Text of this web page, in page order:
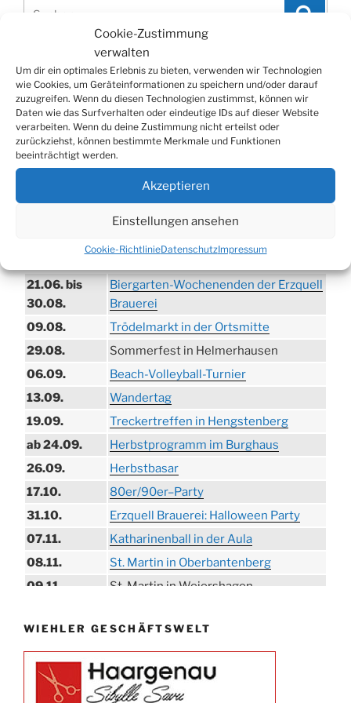
Cookie-Zustimmung
verwalten
Um dir ein optimales Erlebnis zu bieten, verwenden wir Technologien
wie Cookies, um Geräteinformationen zu speichern und/oder darauf
zuzugreifen. Wenn du diesen Technologien zustimmst, können wir
Daten wie das Surfverhalten oder eindeutige IDs auf dieser Website
verarbeiten. Wenn du deine Zustimmung nicht erteilst oder
zurückziehst, können bestimmte Merkmale und Funktionen
beeinträchtigt werden.
Akzeptieren
Einstellungen ansehen
Cookie-RichtlinieDatenschutzImpressum
WERBUNG
TERMINE
21.06. bis
30.08.
Biergarten-Wochenenden der Erzquell
Brauerei
09.08.
Trödelmarkt in der Ortsmitte
29.08.
Sommerfest in Helmerhausen
06.09.
Beach-Volleyball-Turnier
13.09.
Wandertag
19.09.
Treckertreffen in Hengstenberg
ab 24.09.
Herbstprogramm im Burghaus
26.09.
Herbstbasar
17.10.
80er/90er–Party
31.10.
Erzquell Brauerei: Halloween Party
07.11.
Katharinenball in der Aula
08.11.
St. Martin in Oberbantenberg
09.11.
St. Martin in Weiershagen
11.11.
„DÜX“ im Burghaus
14.11.
15.11.
Konzert Bielsteiner Männerchor
WIEHLER GESCHÄFTSWELT